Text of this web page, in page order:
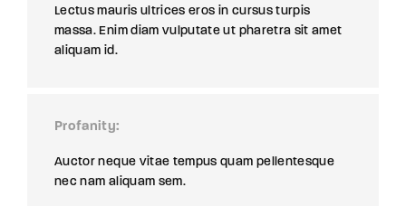
Lectus mauris ultrices eros in cursus turpis
massa. Enim diam vulputate ut pharetra sit amet
aliquam id.
Profanity
Auctor neque vitae tempus quam pellentesque
nec nam aliquam sem.